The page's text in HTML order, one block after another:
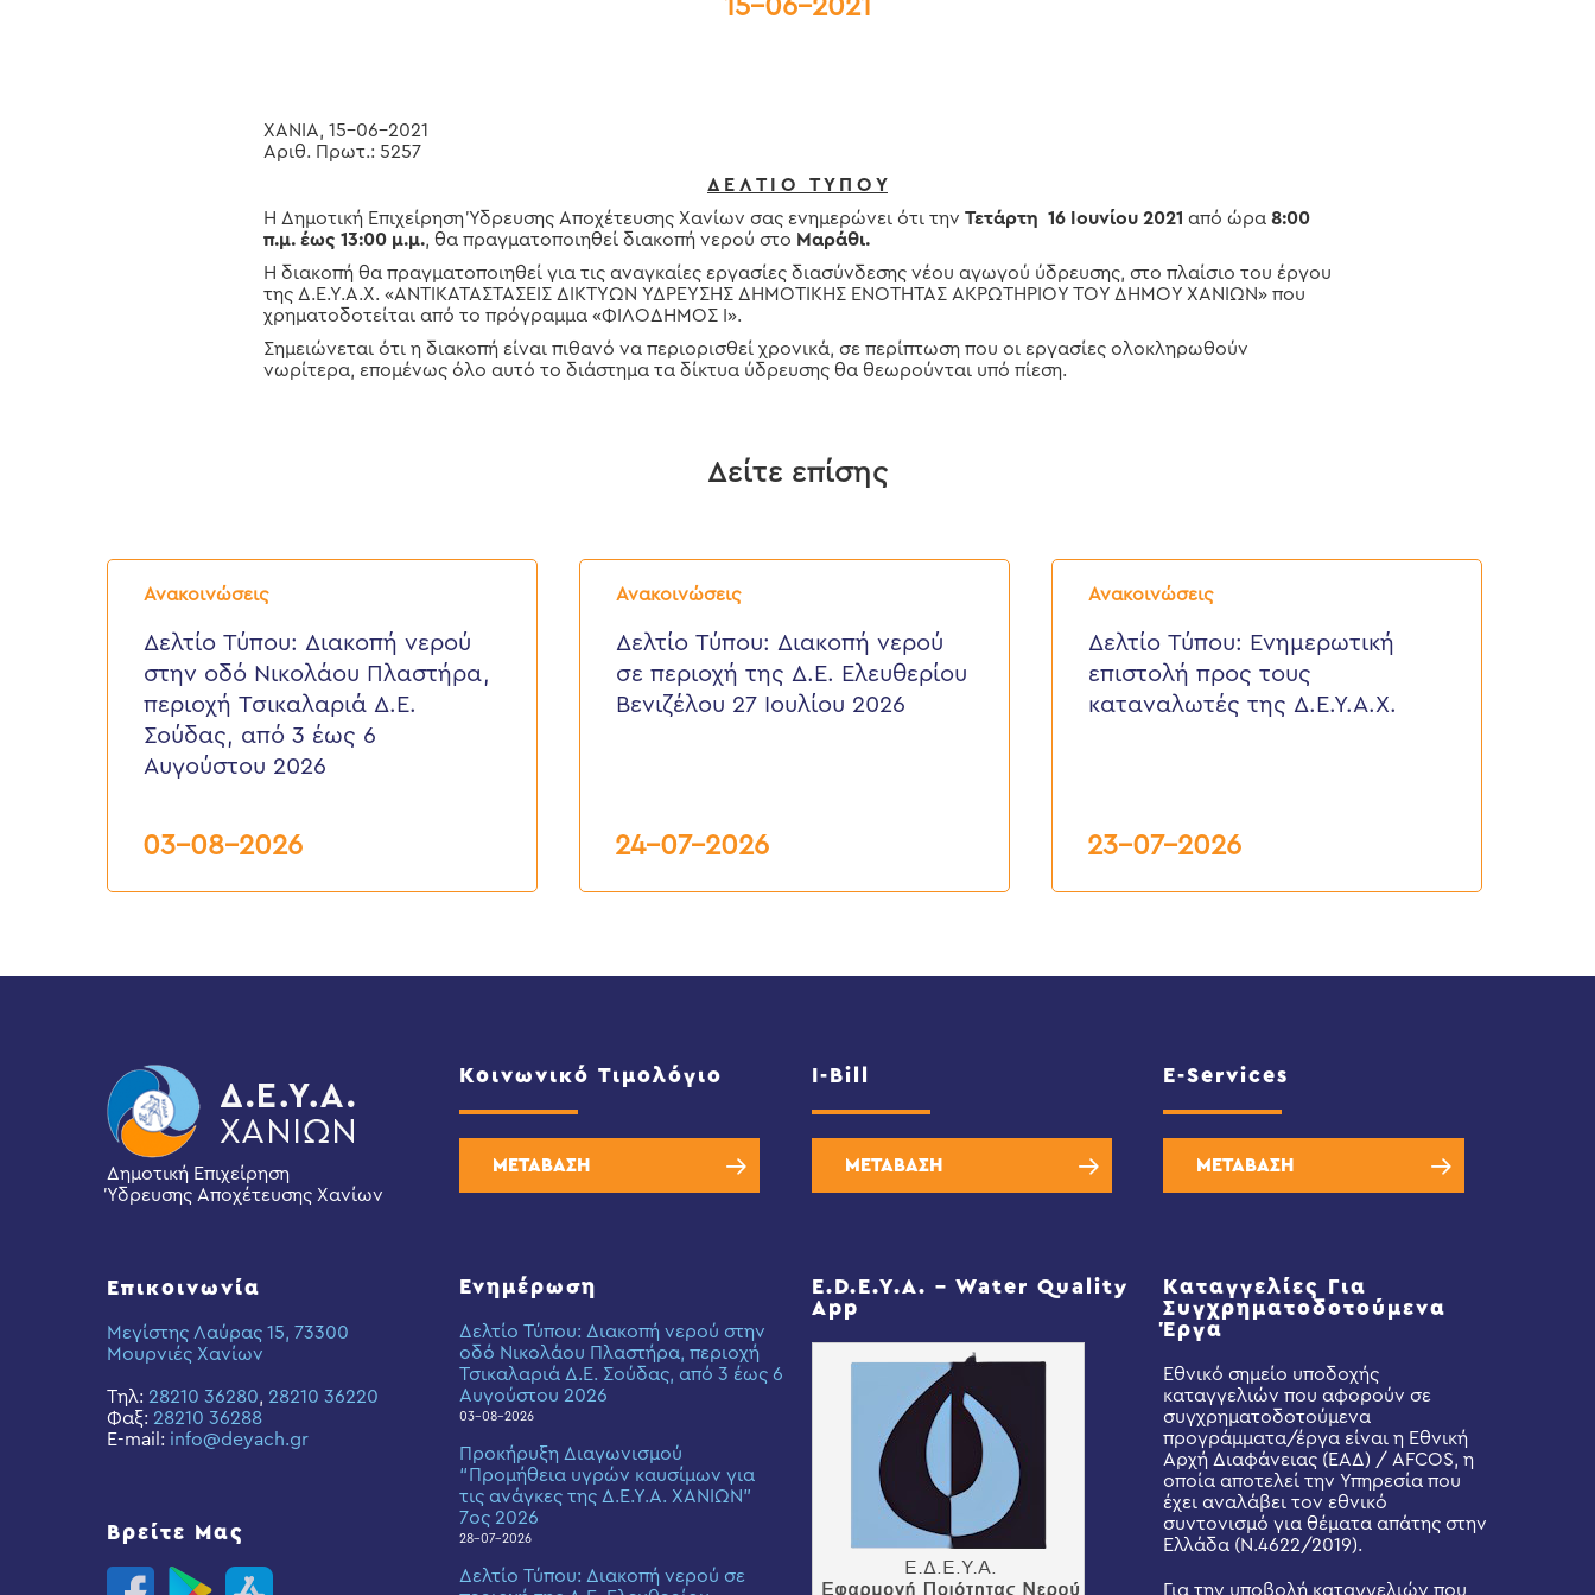
15-06-2021
ΧΑΝΙΑ, 15-06-2021
Αριθ. Πρωτ.: 5257
Δ Ε Λ Τ Ι Ο Τ Υ Π Ο Υ
Η Δημοτική Επιχείρηση Ύδρευσης Αποχέτευσης Χανίων σας ενημερώνει ότι την Τετάρτη 16 Ιουνίου 2021 από ώρα 8:00
π.μ. έως 13:00 μ.μ., θα πραγματοποιηθεί διακοπή νερού στο Μαράθι.
Η διακοπή θα πραγματοποιηθεί για τις αναγκαίες εργασίες διασύνδεσης νέου αγωγού ύδρευσης, στο πλαίσιο του έργου
της Δ.Ε.Υ.Α.Χ. «ΑΝΤΙΚΑΤΑΣΤΑΣΕΙΣ ΔΙΚΤΥΩΝ ΥΔΡΕΥΣΗΣ ΔΗΜΟΤΙΚΗΣ ΕΝΟΤΗΤΑΣ ΑΚΡΩΤΗΡΙΟΥ ΤΟΥ ΔΗΜΟΥ ΧΑΝΙΩΝ» που
χρηματοδοτείται από το πρόγραμμα «ΦΙΛΟΔΗΜΟΣ Ι».
Σημειώνεται ότι η διακοπή είναι πιθανό να περιορισθεί χρονικά, σε περίπτωση που οι εργασίες ολοκληρωθούν
νωρίτερα, επομένως όλο αυτό το διάστημα τα δίκτυα ύδρευσης θα θεωρούνται υπό πίεση.
Δείτε επίσης
Ανακοινώσεις
Δελτίο
Τύπου:
νερού
στην
Νικολάου
Πλαστήρα,
περιοχή
Τσικαλαριά
6
Δελτίο Τύπου: Διακοπή νερού
στην οδό Νικολάου Πλαστήρα,
περιοχή Τσικαλαριά Δ.Ε.
Σούδας, από 3 έως 6
Αυγούστου 2026
03-08-2026
Ανακοινώσεις
Δελτίο
Τύπου:
νερού
περιοχή
Δελτίο Τύπου: Διακοπή νερού
σε περιοχή της Δ.Ε. Ελευθερίου
Βενιζέλου 27 Ιουλίου 2026
24-07-2026
Ανακοινώσεις
Δελτίο
Τύπου:
επιστολή
προς
τους
καταναλωτές
Δελτίο Τύπου: Eνημερωτική
επιστολή προς τους
καταναλωτές της Δ.Ε.Υ.Α.Χ.
23-07-2026
Δημοτική Επιχείρηση
Ύδρευσης Αποχέτευσης Χανίων
Επικοινωνία
Μεγίστης Λαύρας 15, 73300
Μουρνιές Χανίων
Τηλ: 28210 36280, 28210 36220
Φαξ: 28210 36288
E-mail: info@deyach.gr
Βρείτε Μας
Κοινωνικό Τιμολόγιο
ΜΕΤΑΒΑΣΗ
Ενημέρωση
Δελτίο Τύπου: Διακοπή νερού στην
οδό Νικολάου Πλαστήρα, περιοχή
Τσικαλαριά Δ.Ε. Σούδας, από 3 έως 6
Αυγούστου 2026
03-08-2026
Προκήρυξη Διαγωνισμού
“Προμήθεια υγρών καυσίμων για
τις ανάγκες της Δ.Ε.Υ.Α. ΧΑΝΙΩΝ”
7ος 2026
28-07-2026
Δελτίο Τύπου: Διακοπή νερού σε
I-Bill
ΜΕΤΑΒΑΣΗ
E.D.E.Y.A. – Water Quality
App
E-Services
ΜΕΤΑΒΑΣΗ
Καταγγελίες Για
Συγχρηματοδοτούμενα
Έργα
Εθνικό σημείο υποδοχής
καταγγελιών που αφορούν σε
συγχρηματοδοτούμενα
προγράμματα/έργα είναι η Εθνική
Αρχή Διαφάνειας (ΕΑΔ) / AFCOS, η
οποία αποτελεί την Υπηρεσία που
έχει αναλάβει τον εθνικό
συντονισμό για θέματα απάτης στην
Ελλάδα (Ν.4622/2019).
Για την υποβολή καταγγελιών που